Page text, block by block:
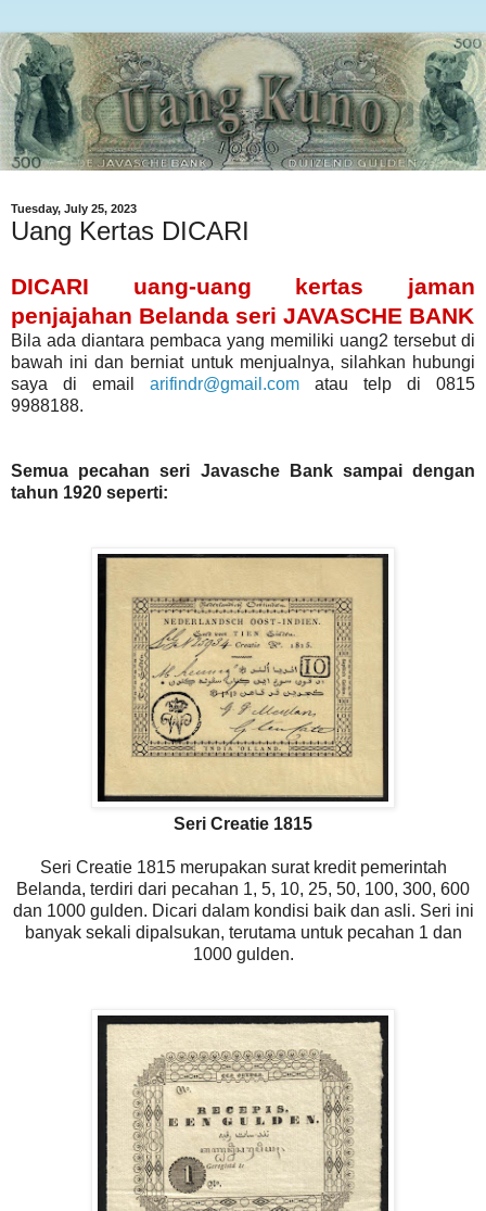
Tuesday, July 25, 2023
Uang Kertas DICARI
DICARI uang-uang kertas jaman
penjajahan Belanda seri JAVASCHE BANK
Bila ada diantara pembaca yang memiliki uang2 tersebut di
bawah ini dan berniat untuk menjualnya, silahkan hubungi
saya di email arifindr@gmail.com atau telp di 0815
9988188.
Semua pecahan seri Javasche Bank sampai dengan
tahun 1920 seperti:
Seri Creatie 1815
Seri Creatie 1815 merupakan surat kredit pemerintah
Belanda, terdiri dari pecahan 1, 5, 10, 25, 50, 100, 300, 600
dan 1000 gulden. Dicari dalam kondisi baik dan asli. Seri ini
banyak sekali dipalsukan, terutama untuk pecahan 1 dan
1000 gulden.